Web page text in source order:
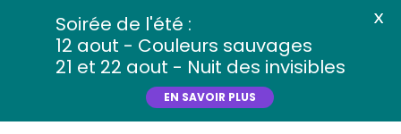
Soirée de l'été :
12 aout - Couleurs sauvages
21 et 22 aout - Nuit des invisibles
EN SAVOIR PLUS
X